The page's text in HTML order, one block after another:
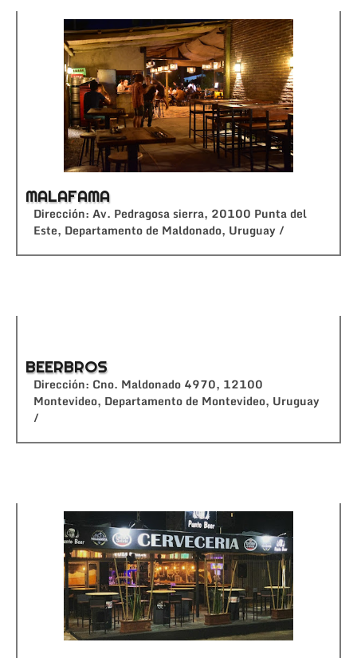
MALAFAMA
Dirección: Av. Pedragosa sierra, 20100 Punta del
Este, Departamento de Maldonado, Uruguay /
BEERBROS
Dirección: Cno. Maldonado 4970, 12100
Montevideo, Departamento de Montevideo, Uruguay
/